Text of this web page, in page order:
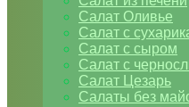
Салат Оливье
Салат с
Салат с сыром
Салат с
Салат Цезарь
Салаты без